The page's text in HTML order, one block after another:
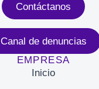
Contáctanos
Canal de denuncias
EMPRESA
Inicio